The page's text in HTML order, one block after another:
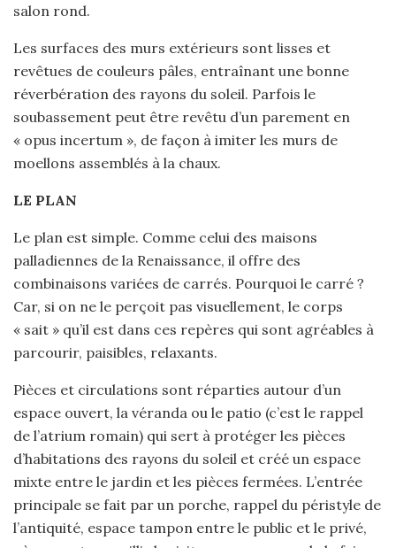
salon rond.
Les surfaces des murs extérieurs sont lisses et
revêtues de couleurs pâles, entraînant une bonne
réverbération des rayons du soleil. Parfois le
soubassement peut être revêtu d’un parement en
« opus incertum », de façon à imiter les murs de
moellons assemblés à la chaux.
LE PLAN
Le plan est simple. Comme celui des maisons
palladiennes de la Renaissance, il offre des
combinaisons variées de carrés. Pourquoi le carré ?
Car, si on ne le perçoit pas visuellement, le corps
« sait » qu’il est dans ces repères qui sont agréables à
parcourir, paisibles, relaxants.
Pièces et circulations sont réparties autour d’un
espace ouvert, la véranda ou le patio (c’est le rappel
de l’atrium romain) qui sert à protéger les pièces
d’habitations des rayons du soleil et créé un espace
mixte entre le jardin et les pièces fermées. L’entrée
principale se fait par un porche, rappel du péristyle de
l’antiquité, espace tampon entre le public et le privé,